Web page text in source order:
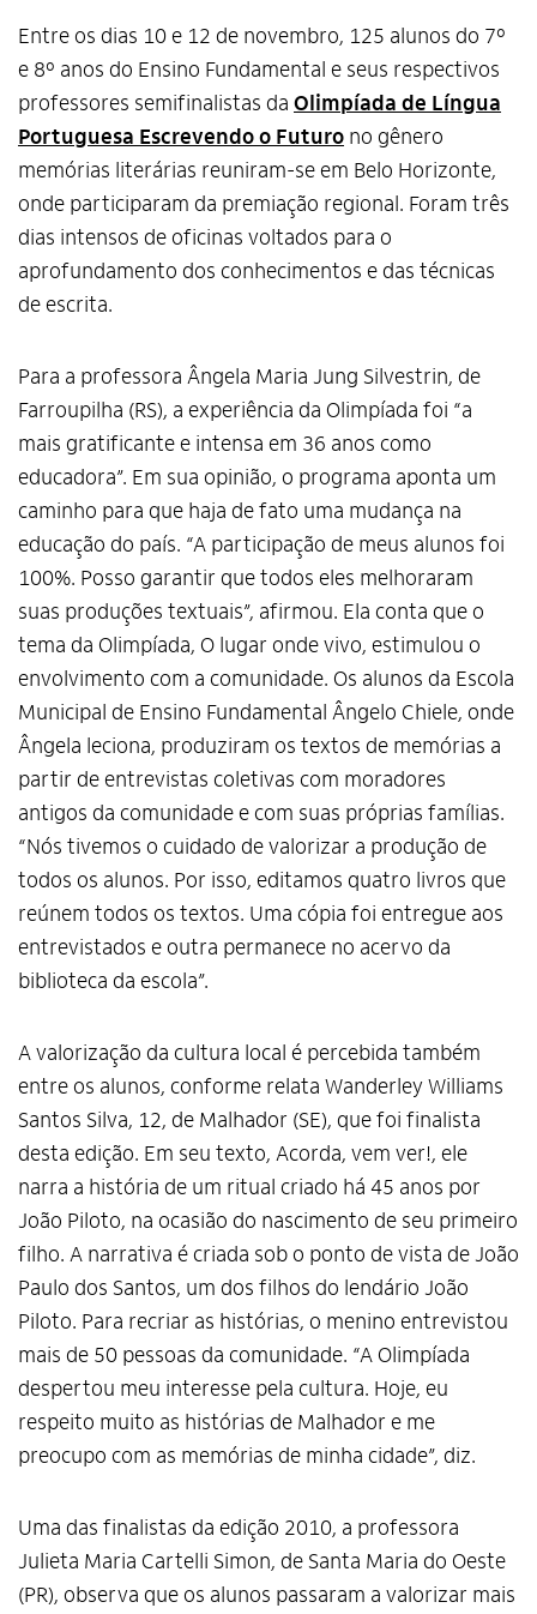
Entre os dias 10 e 12 de novembro, 125 alunos do 7º
e 8º anos do Ensino Fundamental e seus respectivos
professores semifinalistas da Olimpíada de Língua
Portuguesa Escrevendo o Futuro no gênero
memórias literárias reuniram-se em Belo Horizonte,
onde participaram da premiação regional. Foram três
dias intensos de oficinas voltados para o
aprofundamento dos conhecimentos e das técnicas
de escrita.
Para a professora Ângela Maria Jung Silvestrin, de
Farroupilha (RS), a experiência da Olimpíada foi “a
mais gratificante e intensa em 36 anos como
educadora”. Em sua opinião, o programa aponta um
caminho para que haja de fato uma mudança na
educação do país. “A participação de meus alunos foi
100%. Posso garantir que todos eles melhoraram
suas produções textuais”, afirmou. Ela conta que o
tema da Olimpíada, O lugar onde vivo, estimulou o
envolvimento com a comunidade. Os alunos da Escola
Municipal de Ensino Fundamental Ângelo Chiele, onde
Ângela leciona, produziram os textos de memórias a
partir de entrevistas coletivas com moradores
antigos da comunidade e com suas próprias famílias.
“Nós tivemos o cuidado de valorizar a produção de
todos os alunos. Por isso, editamos quatro livros que
reúnem todos os textos. Uma cópia foi entregue aos
entrevistados e outra permanece no acervo da
biblioteca da escola”.
A valorização da cultura local é percebida também
entre os alunos, conforme relata Wanderley Williams
Santos Silva, 12, de Malhador (SE), que foi finalista
desta edição. Em seu texto, Acorda, vem ver!, ele
narra a história de um ritual criado há 45 anos por
João Piloto, na ocasião do nascimento de seu primeiro
filho. A narrativa é criada sob o ponto de vista de João
Paulo dos Santos, um dos filhos do lendário João
Piloto. Para recriar as histórias, o menino entrevistou
mais de 50 pessoas da comunidade. “A Olimpíada
despertou meu interesse pela cultura. Hoje, eu
respeito muito as histórias de Malhador e me
preocupo com as memórias de minha cidade”, diz.
Uma das finalistas da edição 2010, a professora
Julieta Maria Cartelli Simon, de Santa Maria do Oeste
(PR), observa que os alunos passaram a valorizar mais